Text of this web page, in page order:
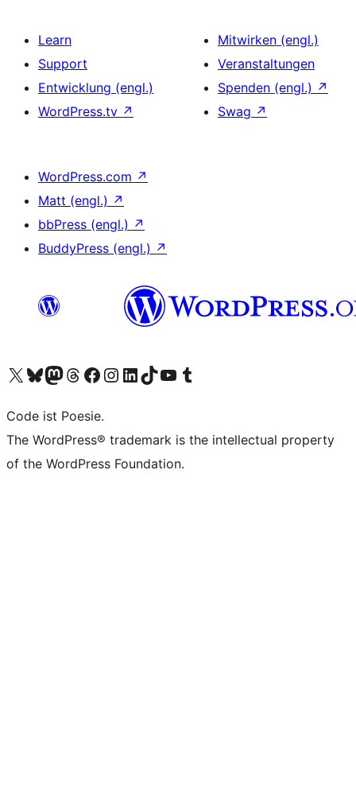
Learn
Support
Entwicklung (engl.)
WordPress.tv ↗
Mitwirken (engl.)
Veranstaltungen
Spenden (engl.) ↗
Swag ↗
WordPress.com ↗
Matt (engl.) ↗
bbPress (engl.) ↗
BuddyPress (engl.) ↗
Das X-Konto (früher Twitter) von WordPress.org besuchen
Das Bluesky-Konto von WordPress.org besuchen
Das Mastodon-Konto von WordPress.org besuchen
Das Threads-Konto von WordPress.org besuchen
Die Facebook-Seite von WordPress.org besuchen
Das Instagram-Konto von WordPress.org besuchen
Das LinkedIn-Konto von WordPress.org besuchen
Das TikTok-Konto von WordPress.org besuchen
Den YouTube-Kanal von WordPress.org besuchen
Das Tumblr-Konto von WordPress.org besuchen
Code ist Poesie.
The WordPress® trademark is the intellectual property
of the WordPress Foundation.